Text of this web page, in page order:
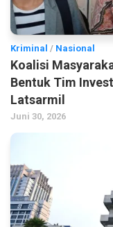
Kriminal / Nasional
Koalisi
Bentuk Tim
Latsarmil
Juni 30, 2026